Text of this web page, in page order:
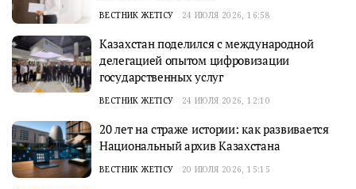
ВЕСТНИК ЖЕТІСУ 24 ИЮЛЯ 2026, 16:58
Казахстан поделился с международной
делегацией опытом цифровизации
государственных услуг
ВЕСТНИК ЖЕТІСУ 24 ИЮЛЯ 2026, 12:10
20 лет на страже истории: как развивается
Национальный архив Казахстана
ВЕСТНИК ЖЕТІСУ 20 ИЮЛЯ 2026, 15:15